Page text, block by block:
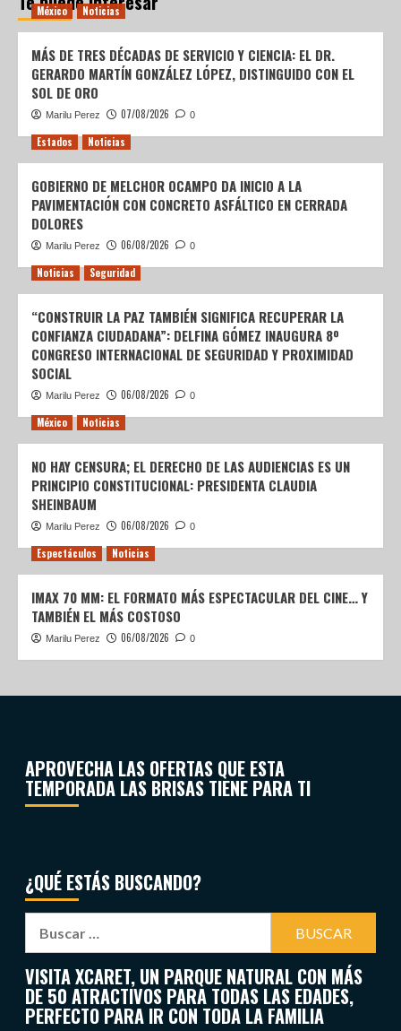
México Noticias
MÁS DE TRES DÉCADAS DE SERVICIO Y CIENCIA: EL DR.
GERARDO MARTÍN GONZÁLEZ LÓPEZ, DISTINGUIDO CON EL
SOL DE ORO
Marilu Perez 07/08/2026 0
Estados Noticias
GOBIERNO DE MELCHOR OCAMPO DA INICIO A LA
PAVIMENTACIÓN CON CONCRETO ASFÁLTICO EN CERRADA
DOLORES
Marilu Perez 06/08/2026 0
Noticias Seguridad
“CONSTRUIR LA PAZ TAMBIÉN SIGNIFICA RECUPERAR LA
CONFIANZA CIUDADANA”: DELFINA GÓMEZ INAUGURA 8º
CONGRESO INTERNACIONAL DE SEGURIDAD Y PROXIMIDAD
SOCIAL
Marilu Perez 06/08/2026 0
México Noticias
NO HAY CENSURA; EL DERECHO DE LAS AUDIENCIAS ES UN
PRINCIPIO CONSTITUCIONAL: PRESIDENTA CLAUDIA
SHEINBAUM
Marilu Perez 06/08/2026 0
Espectáculos Noticias
IMAX 70 MM: EL FORMATO MÁS ESPECTACULAR DEL CINE… Y
TAMBIÉN EL MÁS COSTOSO
Marilu Perez 06/08/2026 0
APROVECHA LAS OFERTAS QUE ESTA
TEMPORADA LAS BRISAS TIENE PARA TI
¿QUÉ ESTÁS BUSCANDO?
VISITA XCARET, UN PARQUE NATURAL CON MÁS
DE 50 ATRACTIVOS PARA TODAS LAS EDADES,
PERFECTO PARA IR CON TODA LA FAMILIA